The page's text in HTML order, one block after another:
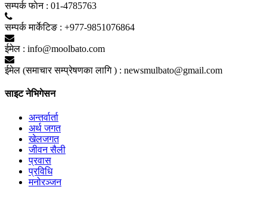
सम्पर्क फाेन : 01-4785763
सम्पर्क मार्केटिङ : +977-9851076864
ईमेल : info@moolbato.com
ईमेल (समाचार सम्प्रेषणका लागि ) : newsmulbato@gmail.com
साइट नेभिगेसन
अन्तर्वार्ता
अर्थ जगत
खेलजगत
जीवन सैली
प्रवास
प्रविधि
मनोरञ्जन